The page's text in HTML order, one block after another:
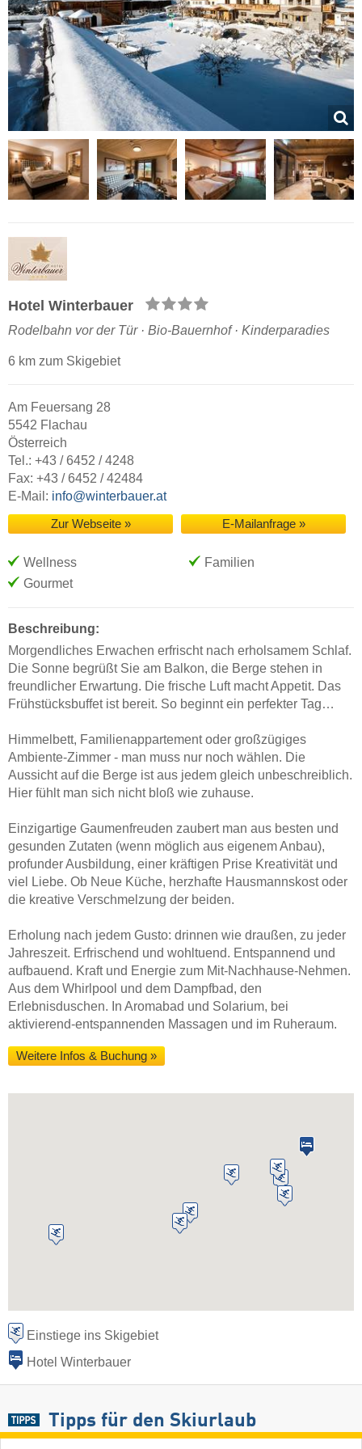
Hotel Winterbauer
Rodelbahn vor der Tür · Bio-Bauernhof · Kinderparadies
6 km zum Skigebiet
Am Feuersang 28
5542 Flachau
Österreich
Tel.: +43 / 6452 / 4248
Fax: +43 / 6452 / 42484
E-Mail: info@winterbauer.at
Zur Webseite » E-Mailanfrage »
Wellness
Familien
Gourmet
Beschreibung:
Morgendliches Erwachen erfrischt nach erholsamem Schlaf.
Die Sonne begrüßt Sie am Balkon, die Berge stehen in
freundlicher Erwartung. Die frische Luft macht Appetit. Das
Frühstücksbuffet ist bereit. So beginnt ein perfekter Tag…
Himmelbett, Familienappartement oder großzügiges
Ambiente-Zimmer - man muss nur noch wählen. Die
Aussicht auf die Berge ist aus jedem gleich unbeschreiblich.
Hier fühlt man sich nicht bloß wie zuhause.
Einzigartige Gaumenfreuden zaubert man aus besten und
gesunden Zutaten (wenn möglich aus eigenem Anbau),
profunder Ausbildung, einer kräftigen Prise Kreativität und
viel Liebe. Ob Neue Küche, herzhafte Hausmannskost oder
die kreative Verschmelzung der beiden.
Erholung nach jedem Gusto: drinnen wie draußen, zu jeder
Jahreszeit. Erfrischend und wohltuend. Entspannend und
aufbauend. Kraft und Energie zum Mit-Nachhause-Nehmen.
Aus dem Whirlpool und dem Dampfbad, den
Erlebnisduschen. In Aromabad und Solarium, bei
aktivierend-entspannenden Massagen und im Ruheraum.
Weitere Infos & Buchung »
Einstiege ins Skigebiet
Hotel Winterbauer
Tipps für den Skiurlaub